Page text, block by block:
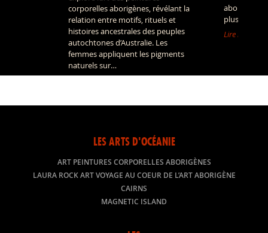
corporelles aborigènes, révélant la
relation entre motifs, rituels et
histoires ancestrales des peuples
autochtones d’Australie. Les
femmes appliquent les pigments
naturels sur…
aborigène
plus
Lire la suite »
LES ARTS D'OCÉANIE
ART PEINTURES CORPORELLES ABORIGÈNES
LAURA ROCK ART VOYAGE AU COEUR DE L’ART ABORIGÈNE
CAIRNS
MAGNETIC ISLAND